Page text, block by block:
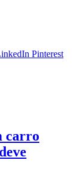
Pinterest
carro